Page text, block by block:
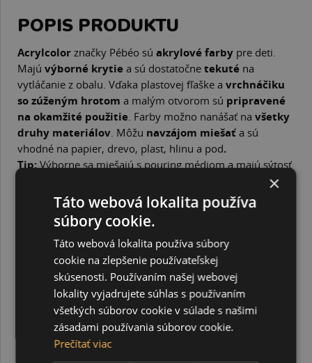
POPIS PRODUKTU
Acrylcolor značky Pébéo sú akrylovéfarby pre deti.
Majú výborné krytie a sú dostatočne tekuté na
vytláčanie z obalu. Vďaka plastovej fľaške a vrchnáčiku
so zúženým hrotom a malým otvorom sú pripravené
na okamžité použitie. Farby možno nanášať na všetky
druhy materiálov. Môžu navzájom miešať a sú
vhodné na papier, drevo, plast, hlinu a pod.
Tip:Výborne sa miešajú spouring médioma majú sýtosť
V prípade ušpinenia rúk či povrchov utierajte farby
handričkou navlhčenou vo vlažnej mydlovej vode čo
najrýchlejšie, pokým neuschnú.
Balenie obsahuje 150 ml akrylovej farby.
SÚVISIACE PRODUKTY
×
Táto webová lokalita používa
súbory cookie.
Táto webová lokalita používa súbory
cookie na zlepšenie používateľskej
skúsenosti. Používaním našej webovej
lokality vyjadrujete súhlas s používaním
všetkých súborov cookie v súlade s našimi
zásadami používania súborov cookie.
Prečítať viac